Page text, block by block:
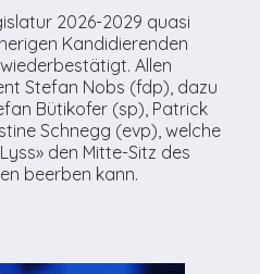
2026-2029 quasi
Kandidierenden
Allen
Stefan Nobs (fdp), dazu
Bütikofer (sp), Patrick
Schnegg (evp), welche
den Mitte-Sitz des
beerben kann.